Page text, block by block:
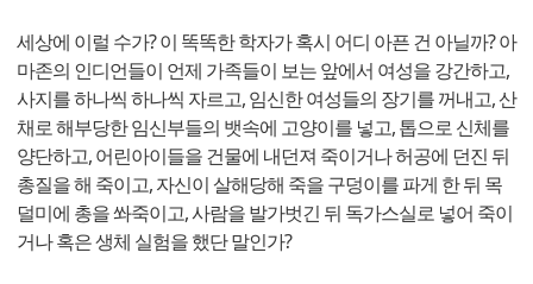
세상에 이럴 수가? 이 똑똑한 학자가 혹시 어디 아픈 건 아닐까? 아
마존의 인디언들이 언제 가족들이 보는 앞에서 여성을 강간하고,
사지를 하나씩 하나씩 자르고, 임신한 여성들의 장기를 꺼내고, 산
채로 해부당한 임신부들의 뱃속에 고양이를 넣고, 톱으로 신체를
양단하고, 어린아이들을 건물에 내던져 죽이거나 허공에 던진 뒤
총질을 해 죽이고, 자신이 살해당해 죽을 구덩이를 파게 한 뒤 목
덜미에 총을 쏴죽이고, 사람을 발가벗긴 뒤 독가스실로 넣어 죽이
거나 혹은 생체 실험을 했단 말인가?